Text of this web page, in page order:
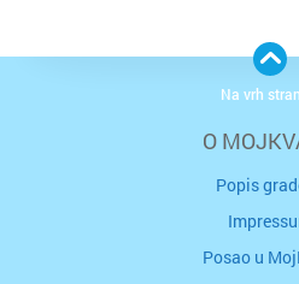
O
Popis
Posao u
Na vrh